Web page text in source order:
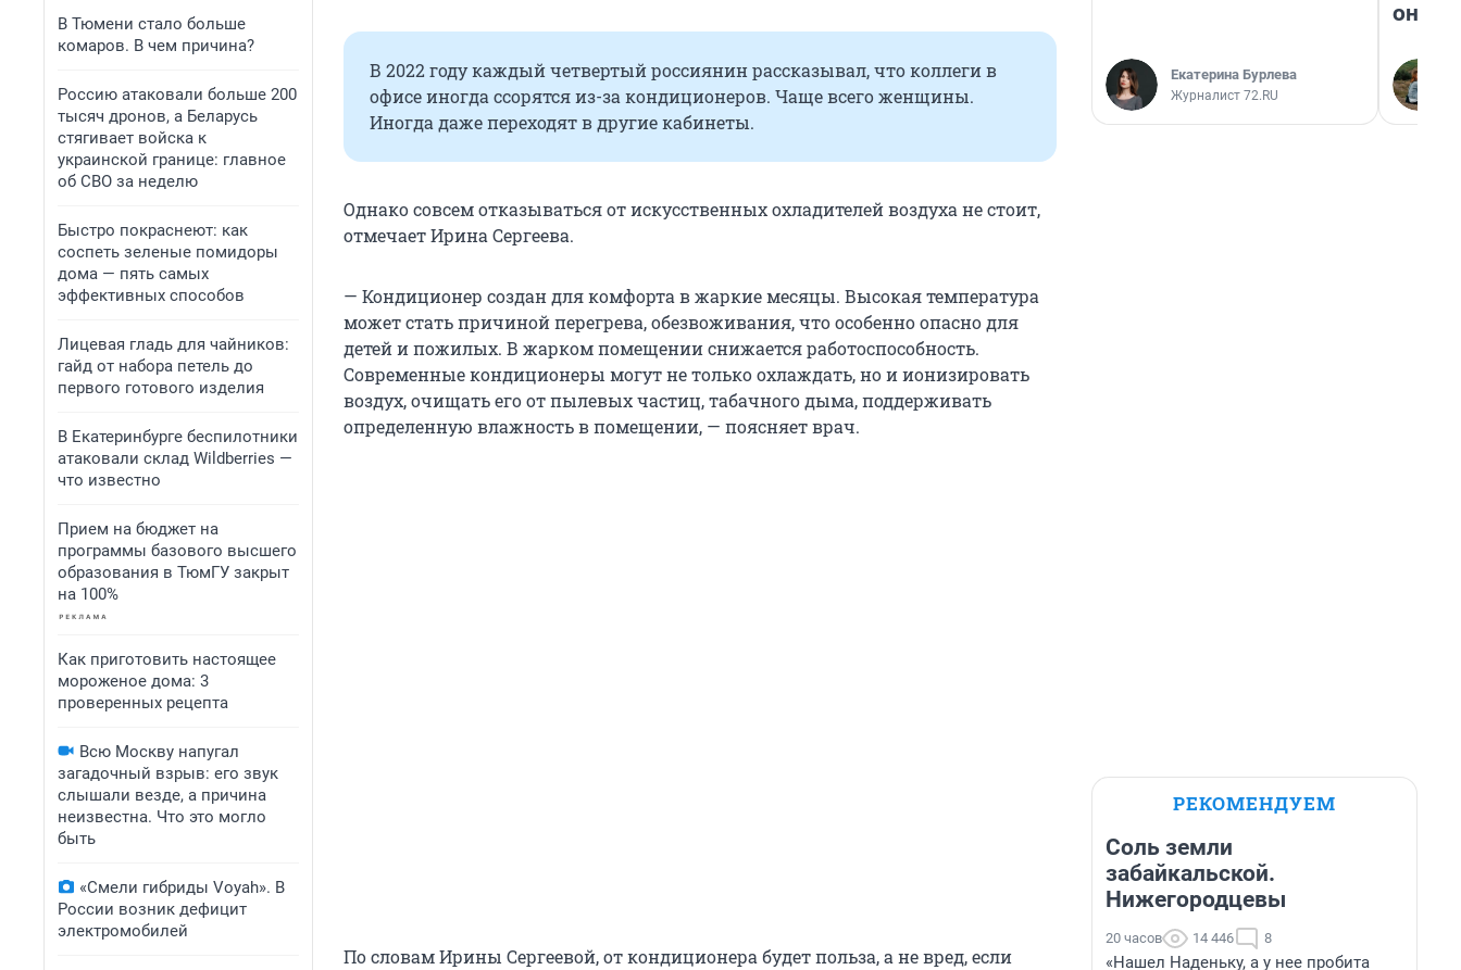
В Тюмени стало больше
комаров. В чем причина?
Россию атаковали больше 200
тысяч дронов, а Беларусь
стягивает войска к
украинской границе: главное
об СВО за неделю
Быстро покраснеют: как
соспеть зеленые помидоры
дома — пять самых
эффективных способов
Лицевая гладь для чайников:
гайд от набора петель до
первого готового изделия
В Екатеринбурге беспилотники
атаковали склад Wildberries —
что известно
Прием на бюджет на
программы базового высшего
образования в ТюмГУ закрыт
на 100%
Как приготовить настоящее
мороженое дома: 3
проверенных рецепта
Всю Москву напугал
загадочный взрыв: его звук
слышали везде, а причина
неизвестна. Что это могло
быть
«Смели гибриды Voyah». В
России возник дефицит
электромобилей
В 2022 году каждый четвертый россиянин рассказывал, что коллеги в
офисе иногда ссорятся из-за кондиционеров. Чаще всего женщины.
Иногда даже переходят в другие кабинеты.
Однако совсем отказываться от искусственных охладителей воздуха не стоит,
отмечает Ирина Сергеева.
— Кондиционер создан для комфорта в жаркие месяцы. Высокая температура
может стать причиной перегрева, обезвоживания, что особенно опасно для
детей и пожилых. В жарком помещении снижается работоспособность.
Современные кондиционеры могут не только охлаждать, но и ионизировать
воздух, очищать его от пылевых частиц, табачного дыма, поддерживать
определенную влажность в помещении, — поясняет врач.
По словам Ирины Сергеевой, от кондиционера будет польза, а не вред, если
Екатерина Бурлева
Журналист 72.RU
они
РЕКОМЕНДУЕМ
Соль земли
забайкальской.
Нижегородцевы
20 часов 14 446 8
«Нашел Наденьку, а у нее пробита